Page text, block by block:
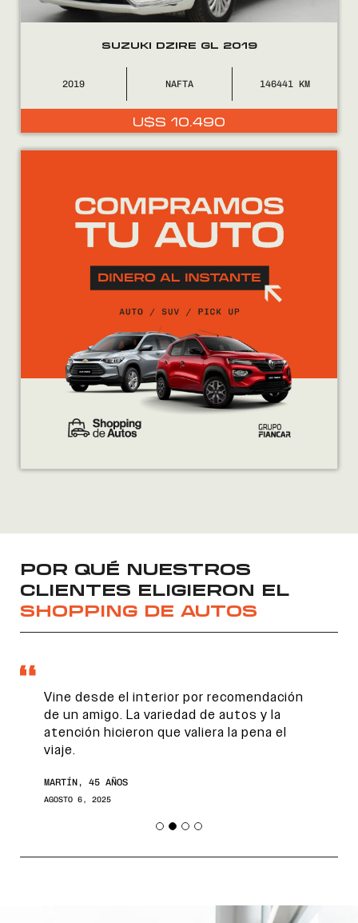
SUZUKI DZIRE GL 2019
2019 NAFTA 146441
U$S 10.490
POR QUÉ NUESTROS
CLIENTES ELIGIERON EL
SHOPPING DE AUTOS
Vine desde el interior por recomendación
de un amigo. La variedad de autos y la
atención hicieron que valiera la pena el
viaje.
MARTÍN, 45 AÑOS
AGOSTO 6, 2025